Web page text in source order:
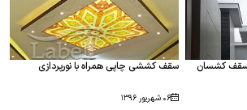
سقف کشسان
سقف کششی چاپی همراه با نورپردازی
۰۶ شهریور ۱۳۹۶